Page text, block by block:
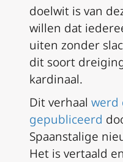
doelwit is van
willen dat
uiten zonder
dit soort
kardinaal.
Dit verhaal werd
gepubliceerd
Spaanstalige
Het is vertaald